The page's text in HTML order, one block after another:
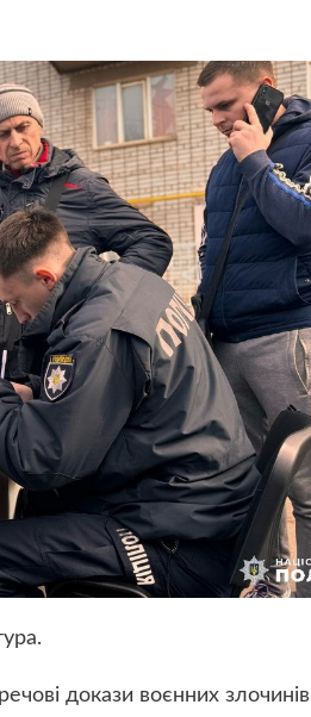
докази воєнних злочинів